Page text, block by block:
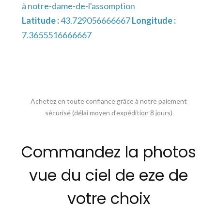
à notre-dame-de-l'assomption
Latitude :43.729056666667Longitude :
7.3655516666667
Achetez en toute confiance grâce à notre paiement
sécurisé (délai moyen d’expédition 8 jours)
Commandez la photos
vue du ciel de eze de
votre choix